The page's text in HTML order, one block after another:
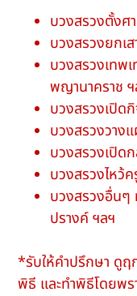
บวงสรวงตั้งศ
บวงสรวงยกเ
บวงสรวงเทพ
พญานาคราช
บวงสรวงเปิด
บวงสรวงวา
บวงสรวงเปิด
บวงสรวงไหว้ค
บวงสรวงอื่นๆ
ปรางค์ ฯลฯ
*รับให้คำปรึกษา ดู
พิธี และทำพิธีโดยพ